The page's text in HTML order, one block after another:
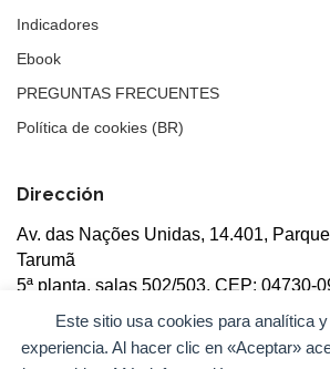
Este sitio usa cookies para analítica
experiencia. Al hacer clic en «Aceptar»
Indicadores
Ebook
PREGUNTAS FRECUENTES
Política de cookies (BR)
Dirección
Av. das Nações Unidas, 14.401,
Tarumã
5ª planta, salas 502/503, CEP: 04730-